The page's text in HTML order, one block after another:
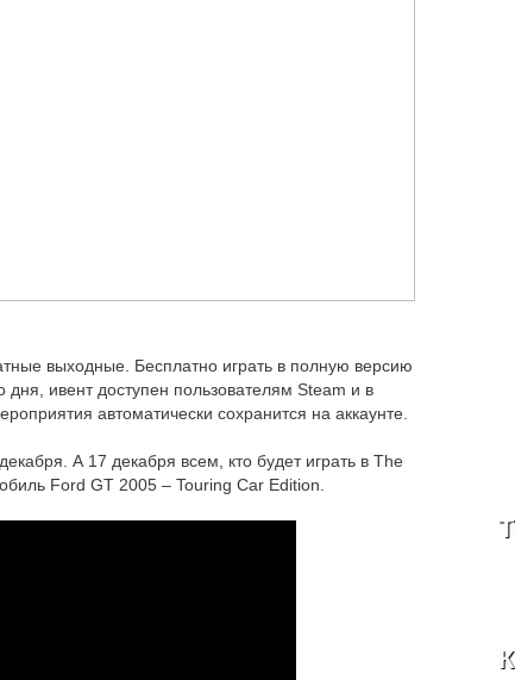
выходные. Бесплатно играть в полную версию
ивент доступен пользователям Steam и в
автоматически сохранится на аккаунте.
А 17 декабря всем, кто будет играть в The
Ford GT 2005 – Touring Car Edition.